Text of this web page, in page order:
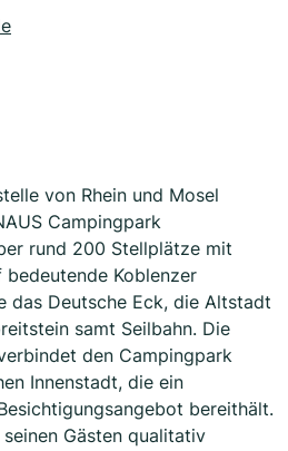
von Rhein und Mosel
Campingpark
rund 200 Stellplätze mit
Koblenzer
das Deutsche Eck, die Altstadt
samt Seilbahn. Die
den Campingpark
Innenstadt, die ein
bereithält.
Gästen qualitativ